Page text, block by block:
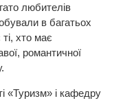
любителів
в багатьох
хто має
романтичної
«Туризм» і кафедру